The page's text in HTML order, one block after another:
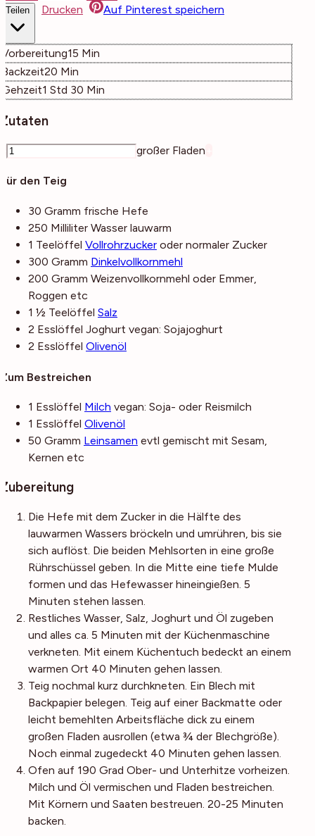
Teilen Drucken Auf Pinterest speichern
Vorbereitung15 Minuten
Min
Backzeit20 Minuten
Min
Gehzeit1 Stunde
Std 30 Minuten
Min
Zutaten
großer Fladen
Für den Teig
30 Gramm frische Hefe
250 Milliliter Wasser lauwarm
1 Teelöffel Vollrohrzucker oder normaler Zucker
300 Gramm Dinkelvollkornmehl
200 Gramm Weizenvollkornmehl oder Emmer,
Roggen etc
1 ½ Teelöffel Salz
2 Esslöffel Joghurt vegan: Sojajoghurt
2 Esslöffel Olivenöl
Zum Bestreichen
1 Esslöffel Milch vegan: Soja- oder Reismilch
1 Esslöffel Olivenöl
50 Gramm Leinsamen evtl gemischt mit Sesam,
Kernen etc
Zubereitung
Die Hefe mit dem Zucker in die Hälfte des
lauwarmen Wassers bröckeln und umrühren, bis sie
sich auflöst. Die beiden Mehlsorten in eine große
Rührschüssel geben. In die Mitte eine tiefe Mulde
formen und das Hefewasser hineingießen. 5
Minuten stehen lassen.
Restliches Wasser, Salz, Joghurt und Öl zugeben
und alles ca. 5 Minuten mit der Küchenmaschine
verkneten. Mit einem Küchentuch bedeckt an einem
warmen Ort 40 Minuten gehen lassen.
Teig nochmal kurz durchkneten. Ein Blech mit
Backpapier belegen. Teig auf einer Backmatte oder
leicht bemehlten Arbeitsfläche dick zu einem
großen Fladen ausrollen (etwa ¾ der Blechgröße).
Noch einmal zugedeckt 40 Minuten gehen lassen.
Ofen auf 190 Grad Ober- und Unterhitze vorheizen.
Milch und Öl vermischen und Fladen bestreichen.
Mit Körnern und Saaten bestreuen. 20-25 Minuten
backen.